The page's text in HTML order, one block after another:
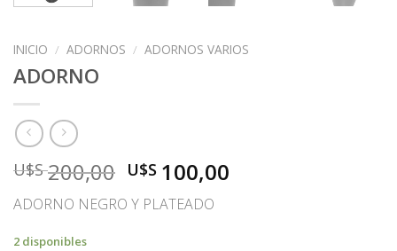
INICIO / ADORNOS / ADORNOS VARIOS
ADORNO
U$S200,00 El
precio
original
U$S 100,00
ADORNO NEGRO Y PLATEADO
2 disponibles